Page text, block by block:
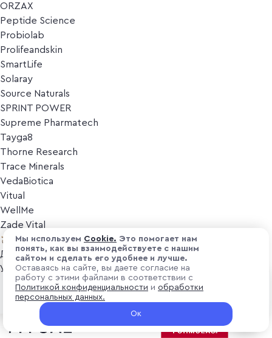
ORZAX
Peptide Science
Probiolab
Prolifeandskin
SmartLife
Solaray
Source Naturals
SPRINT POWER
Supreme Pharmatech
Tayga8
Thorne Research
Trace Minerals
VedaBiotica
Vitual
WellMe
Zade Vital
Косметика
Дезодоранты
Уход за лицом
Уход за телом
Популярные бренды
₽ 1 100
+ 33 ₽ витуальками
В корзину
Мы используем Cоokіе. Это помогает нам
понять, как вы взаимодействуете с нашим
сайтом и сделать его удобнее и лучше.
Оставаясь на сайте, вы даете согласие на
работу с этими файлами в соответствии с
Политикой конфиденциальности и обработки
персональных данных.
Ок